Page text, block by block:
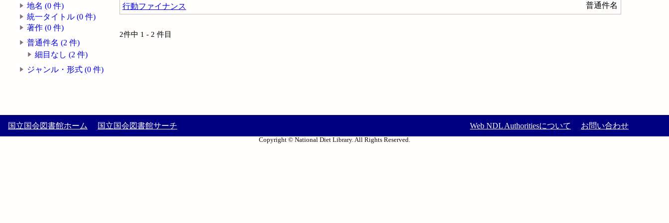
地名 (0 件)
統一タイトル (0 件)
著作 (0 件)
普通件名 (2 件)
細目なし (2 件)
ジャンル・形式 (0 件)
行動ファイナンス 普通件名
2件中 1 - 2 件目
国立国会図書館ホーム 国立国会図書館サーチ Web NDL Authoritiesについて お問い合わせ
Copyright © National Diet Library. All Rights Reserved.